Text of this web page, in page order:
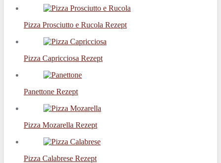
Pizza Prosciutto e Rucola Rezept
Pizza Capricciosa Rezept
Panettone Rezept
Pizza Mozarella Rezept
Pizza Calabrese Rezept